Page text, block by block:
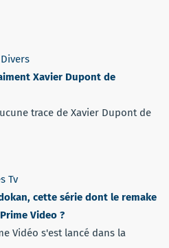
Xavier Dupont de
trace de Xavier Dupont de
Tv
cette série dont le remake
Video ?
Vidéo s'est lancé dans la